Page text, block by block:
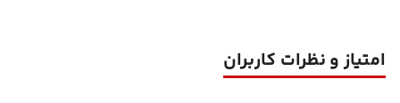
امتیاز و نظرات کاربران